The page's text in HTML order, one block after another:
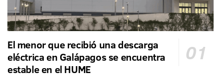
El menor que recibió una descarga
eléctrica en Galápagos se encuentra
estable en el HUME